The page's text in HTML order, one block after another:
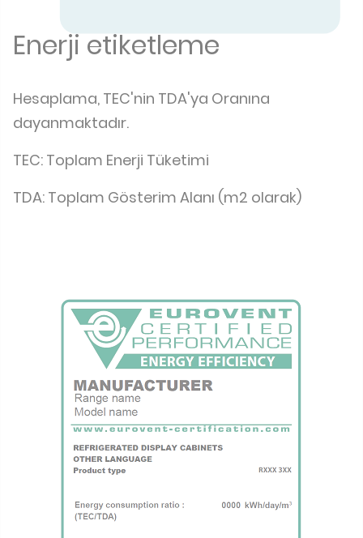
Enerji etiketleme
Hesaplama, TEC'nin TDA'ya Oranına
dayanmaktadır.
TEC: Toplam Enerji Tüketimi
TDA: Toplam Gösterim Alanı (m2 olarak)